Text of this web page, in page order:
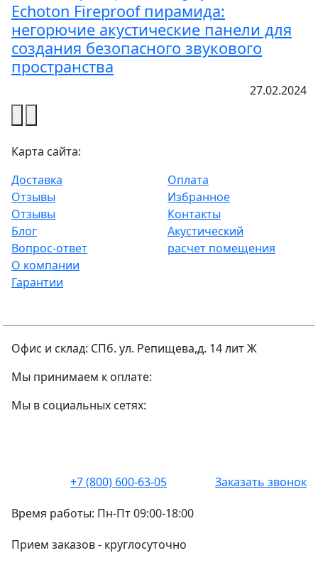
Echoton Fireproof пирамида:
негорючие акустические панели для
создания безопасного звукового
пространства
27.02.2024
Карта сайта:
Доставка
Отзывы
Оплата
Избранное
Отзывы
Блог
Вопрос-ответ
О компании
Гарантии
Контакты
Акустический
расчет помещения
Офис и склад: СПб. ул. Репищева,д. 14 лит Ж
Мы принимаем к оплате:
Мы в социальных сетях:
+7 (800) 600-63-05
Заказать звонок
Время работы: Пн-Пт 09:00-18:00
Прием заказов - круглосуточно